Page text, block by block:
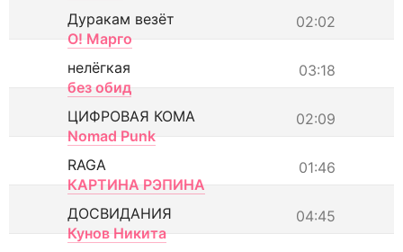
02:02
Дуракам везёт
О! Марго
03:18
нелёгкая
без обид
02:09
ЦИФРОВАЯ КОМА
Nomad Punk
01:46
RAGA
КАРТИНА РЭПИНА
04:45
ДОСВИДАНИЯ
Кунов Никита